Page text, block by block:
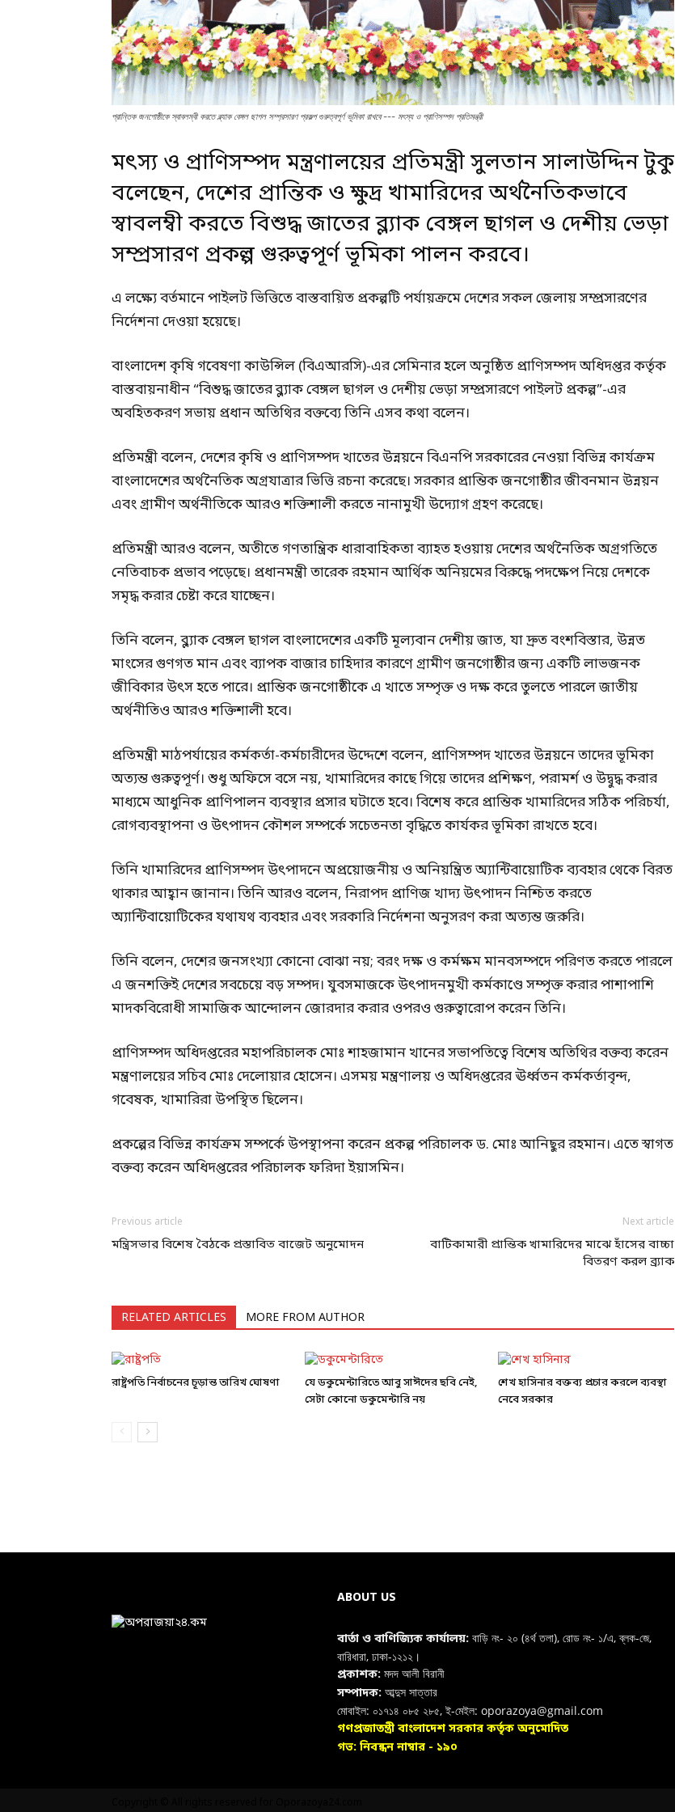
প্রান্তিক জনগোষ্ঠীকে স্বাবলম্বী করতে ব্ল্যাক বেঙ্গল ছাগল সম্প্রসারণ প্রকল্প গুরুত্বপূর্ণ ভূমিকা রাখবে --- মৎস্য ও প্রাণিসম্পদ প্রতিমন্ত্রী
মৎস্য ও প্রাণিসম্পদ মন্ত্রণালয়ের প্রতিমন্ত্রী সুলতান সালাউদ্দিন টুকু
বলেছেন, দেশের প্রান্তিক ও ক্ষুদ্র খামারিদের অর্থনৈতিকভাবে
স্বাবলম্বী করতে বিশুদ্ধ জাতের ব্ল্যাক বেঙ্গল ছাগল ও দেশীয় ভেড়া
সম্প্রসারণ প্রকল্প গুরুত্বপূর্ণ ভূমিকা পালন করবে।
এ লক্ষ্যে বর্তমানে পাইলট ভিত্তিতে বাস্তবায়িত প্রকল্পটি পর্যায়ক্রমে দেশের সকল জেলায় সম্প্রসারণের
নির্দেশনা দেওয়া হয়েছে।
বাংলাদেশ কৃষি গবেষণা কাউন্সিল (বিএআরসি)-এর সেমিনার হলে অনুষ্ঠিত প্রাণিসম্পদ অধিদপ্তর কর্তৃক
বাস্তবায়নাধীন “বিশুদ্ধ জাতের ব্ল্যাক বেঙ্গল ছাগল ও দেশীয় ভেড়া সম্প্রসারণে পাইলট প্রকল্প”-এর
অবহিতকরণ সভায় প্রধান অতিথির বক্তব্যে তিনি এসব কথা বলেন।
প্রতিমন্ত্রী বলেন, দেশের কৃষি ও প্রাণিসম্পদ খাতের উন্নয়নে বিএনপি সরকারের নেওয়া বিভিন্ন কার্যক্রম
বাংলাদেশের অর্থনৈতিক অগ্রযাত্রার ভিত্তি রচনা করেছে। সরকার প্রান্তিক জনগোষ্ঠীর জীবনমান উন্নয়ন
এবং গ্রামীণ অর্থনীতিকে আরও শক্তিশালী করতে নানামুখী উদ্যোগ গ্রহণ করেছে।
প্রতিমন্ত্রী আরও বলেন, অতীতে গণতান্ত্রিক ধারাবাহিকতা ব্যাহত হওয়ায় দেশের অর্থনৈতিক অগ্রগতিতে
নেতিবাচক প্রভাব পড়েছে। প্রধানমন্ত্রী তারেক রহমান আর্থিক অনিয়মের বিরুদ্ধে পদক্ষেপ নিয়ে দেশকে
সমৃদ্ধ করার চেষ্টা করে যাচ্ছেন।
তিনি বলেন, ব্ল্যাক বেঙ্গল ছাগল বাংলাদেশের একটি মূল্যবান দেশীয় জাত, যা দ্রুত বংশবিস্তার, উন্নত
মাংসের গুণগত মান এবং ব্যাপক বাজার চাহিদার কারণে গ্রামীণ জনগোষ্ঠীর জন্য একটি লাভজনক
জীবিকার উৎস হতে পারে। প্রান্তিক জনগোষ্ঠীকে এ খাতে সম্পৃক্ত ও দক্ষ করে তুলতে পারলে জাতীয়
অর্থনীতিও আরও শক্তিশালী হবে।
প্রতিমন্ত্রী মাঠপর্যায়ের কর্মকর্তা-কর্মচারীদের উদ্দেশে বলেন, প্রাণিসম্পদ খাতের উন্নয়নে তাদের ভূমিকা
অত্যন্ত গুরুত্বপূর্ণ। শুধু অফিসে বসে নয়, খামারিদের কাছে গিয়ে তাদের প্রশিক্ষণ, পরামর্শ ও উদ্বুদ্ধ করার
মাধ্যমে আধুনিক প্রাণিপালন ব্যবস্থার প্রসার ঘটাতে হবে। বিশেষ করে প্রান্তিক খামারিদের সঠিক পরিচর্যা,
রোগব্যবস্থাপনা ও উৎপাদন কৌশল সম্পর্কে সচেতনতা বৃদ্ধিতে কার্যকর ভূমিকা রাখতে হবে।
তিনি খামারিদের প্রাণিসম্পদ উৎপাদনে অপ্রয়োজনীয় ও অনিয়ন্ত্রিত অ্যান্টিবায়োটিক ব্যবহার থেকে বিরত
থাকার আহ্বান জানান। তিনি আরও বলেন, নিরাপদ প্রাণিজ খাদ্য উৎপাদন নিশ্চিত করতে
অ্যান্টিবায়োটিকের যথাযথ ব্যবহার এবং সরকারি নির্দেশনা অনুসরণ করা অত্যন্ত জরুরি।
তিনি বলেন, দেশের জনসংখ্যা কোনো বোঝা নয়; বরং দক্ষ ও কর্মক্ষম মানবসম্পদে পরিণত করতে পারলে
এ জনশক্তিই দেশের সবচেয়ে বড় সম্পদ। যুবসমাজকে উৎপাদনমুখী কর্মকাণ্ডে সম্পৃক্ত করার পাশাপাশি
মাদকবিরোধী সামাজিক আন্দোলন জোরদার করার ওপরও গুরুত্বারোপ করেন তিনি।
প্রাণিসম্পদ অধিদপ্তরের মহাপরিচালক মোঃ শাহজামান খানের সভাপতিত্বে বিশেষ অতিথির বক্তব্য করেন
মন্ত্রণালয়ের সচিব মোঃ দেলোয়ার হোসেন। এসময় মন্ত্রণালয় ও অধিদপ্তরের ঊর্ধ্বতন কর্মকর্তাবৃন্দ,
গবেষক, খামারিরা উপস্থিত ছিলেন।
প্রকল্পের বিভিন্ন কার্যক্রম সম্পর্কে উপস্থাপনা করেন প্রকল্প পরিচালক ড. মোঃ আনিছুর রহমান। এতে স্বাগত
বক্তব্য করেন অধিদপ্তরের পরিচালক ফরিদা ইয়াসমিন।
Previous article
মন্ত্রিসভার বিশেষ বৈঠকে প্রস্তাবিত বাজেট অনুমোদন
Next article
বাটিকামারী প্রান্তিক খামারিদের মাঝে হাঁসের বাচ্চা
বিতরণ করল ব্র্যাক
RELATED ARTICLES MORE FROM AUTHOR
রাষ্ট্রপতি নির্বাচনের চূড়ান্ত তারিখ ঘোষণা
যে ডকুমেন্টারিতে আবু সাঈদের ছবি নেই,
সেটা কোনো ডকুমেন্টারি নয়
শেখ হাসিনার বক্তব্য প্রচার করলে ব্যবস্থা
নেবে সরকার
ABOUT US
বার্তা ও বাণিজ্যিক কার্যালয়: বাড়ি নং- ২০ (৪র্থ তলা), রোড নং- ১/এ, ব্লক-জে,
বারিধারা, ঢাকা-১২১২।
প্রকাশক: মদদ আলী বিরানী
সম্পাদক: আব্দুস সাত্তার
মোবাইল: ০১৭১৪ ০৮৫ ২৮৫, ই-মেইল: oporazoya@gmail.com
গণপ্রজাতন্ত্রী বাংলাদেশ সরকার কর্তৃক অনুমোদিত
গভ: নিবন্ধন নাম্বার - ১৯০